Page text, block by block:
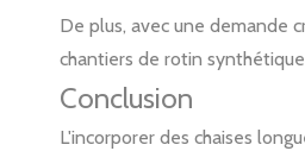
De plus, avec une demande
chantiers de rotin
Conclusion
L'incorporer des chaises